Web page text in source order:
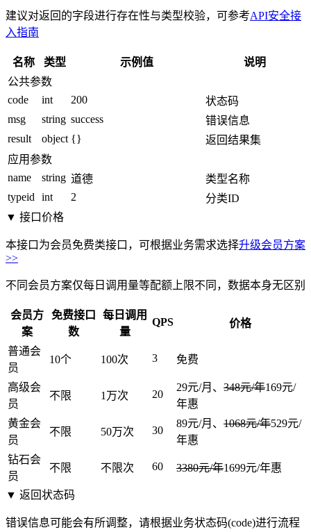
建议对返回的字段进行存在性与类型校验，可参考API安全接
入指南
名称 类型 示例值
说明
公共参数
code
int 200
状态码
msg
string success
错误信息
result
object {}
返回结果集
应用参数
name
string 道德
类型名称
typeid
int 2
分类ID
▼ 接口价格
本接口为会员免费类接口，可根据业务需求选择升级会员方案
>>
不同会员方案仅每日调用量等配额上限不同，数据本身无区别
会员方
案
免费接口
数
每日调用
量
QPS 价格
普通会
员
10个 100次 3 免费
高级会
员
不限 1万次 20
29元/月、 348元/年169元/
年惠
黄金会
员
不限 50万次 30
89元/月、 1068元/年529元/
年惠
钻石会
员
不限 不限次 60 3380元/年1699元/年惠
▼ 返回状态码
错误信息可能会有所调整，请根据业务状态码(code)进行流程